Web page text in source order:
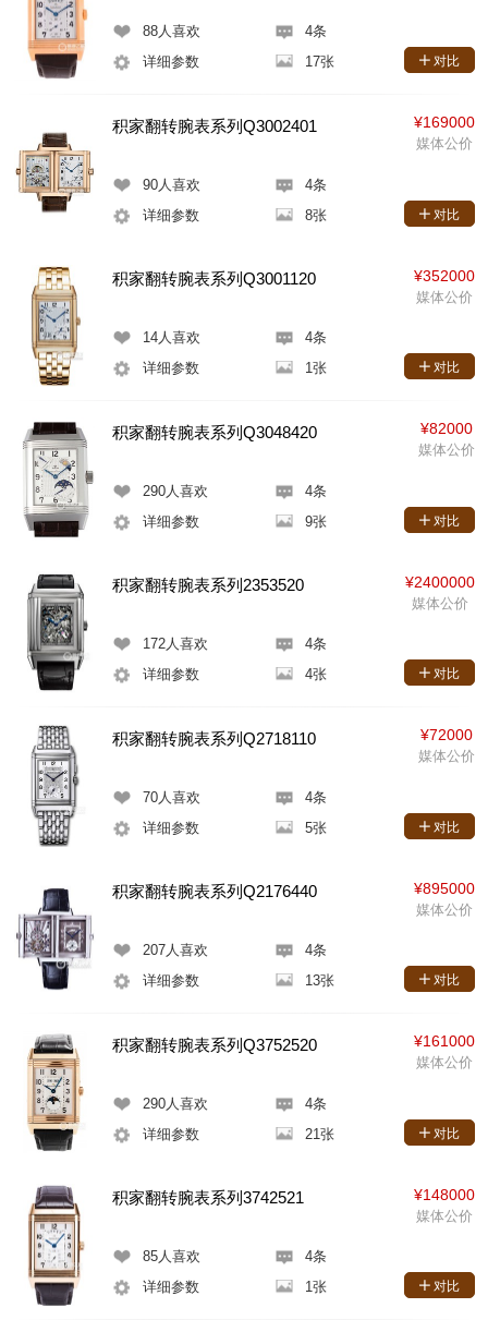
88人喜欢
4条
详细参数
17张 对比
积家翻转腕表系列Q3002401
90人喜欢
4条
详细参数
8张
¥169000
媒体公价
对比
积家翻转腕表系列Q3001120
14人喜欢
4条
详细参数
1张
¥352000
媒体公价
对比
积家翻转腕表系列Q3048420
290人喜欢
4条
详细参数
9张
¥82000
媒体公价
对比
积家翻转腕表系列2353520
172人喜欢
4条
详细参数
4张
¥2400000
媒体公价
对比
积家翻转腕表系列Q2718110
70人喜欢
4条
详细参数
5张
¥72000
媒体公价
对比
积家翻转腕表系列Q2176440
207人喜欢
4条
详细参数
13张
¥895000
媒体公价
对比
积家翻转腕表系列Q3752520
290人喜欢
4条
详细参数
21张
¥161000
媒体公价
对比
积家翻转腕表系列3742521
85人喜欢
4条
详细参数
1张
¥148000
媒体公价
对比